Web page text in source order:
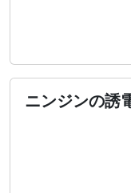
ニンジンの誘